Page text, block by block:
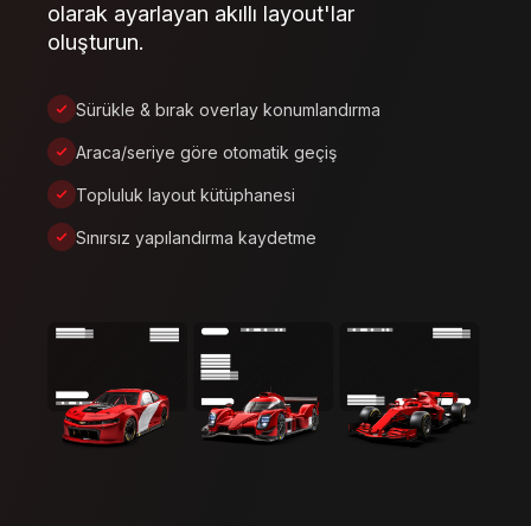
olarak ayarlayan akıllı layout'lar
oluşturun.
Sürükle & bırak overlay konumlandırma
Araca/seriye göre otomatik geçiş
Topluluk layout kütüphanesi
Sınırsız yapılandırma kaydetme